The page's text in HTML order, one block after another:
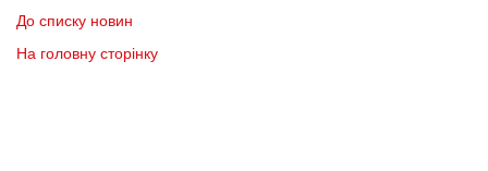
До списку новин
На головну сторінку